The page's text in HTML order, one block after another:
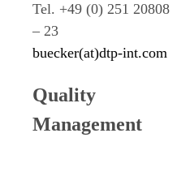
Tel. +49 (0) 251 20808
– 23
buecker(at)dtp-int.com
Quality
Management